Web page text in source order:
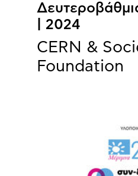
| 2024
CERN &
Foundation